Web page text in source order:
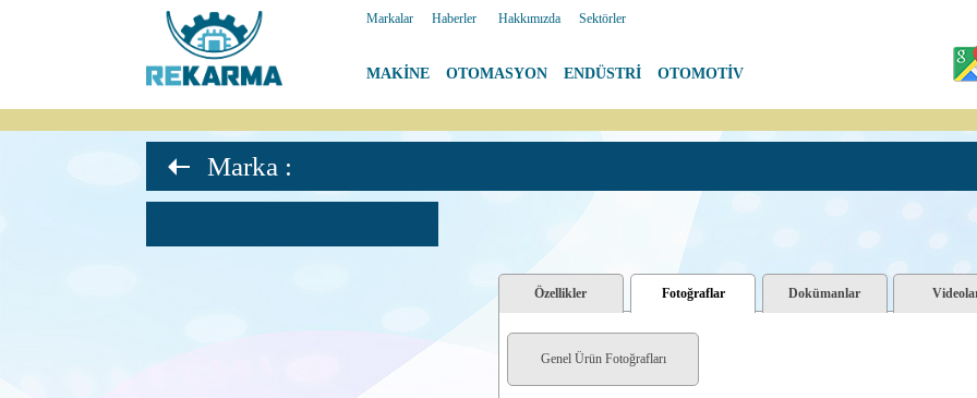
Markalar Haberler Hakkımızda Sektörler
MAKİNE OTOMASYON ENDÜSTRİ OTOMOTİV
Marka :
Özellikler Fotoğraflar Dokümanlar
Genel Ürün Fotoğrafları